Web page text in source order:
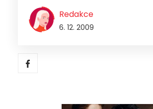
Redakce
6. 12. 2009